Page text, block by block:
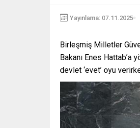
Yayınlama: 07.11.2025
Birleşmiş Milletler
Bakanı Enes Hattab’a
devlet ‘evet’ oyu